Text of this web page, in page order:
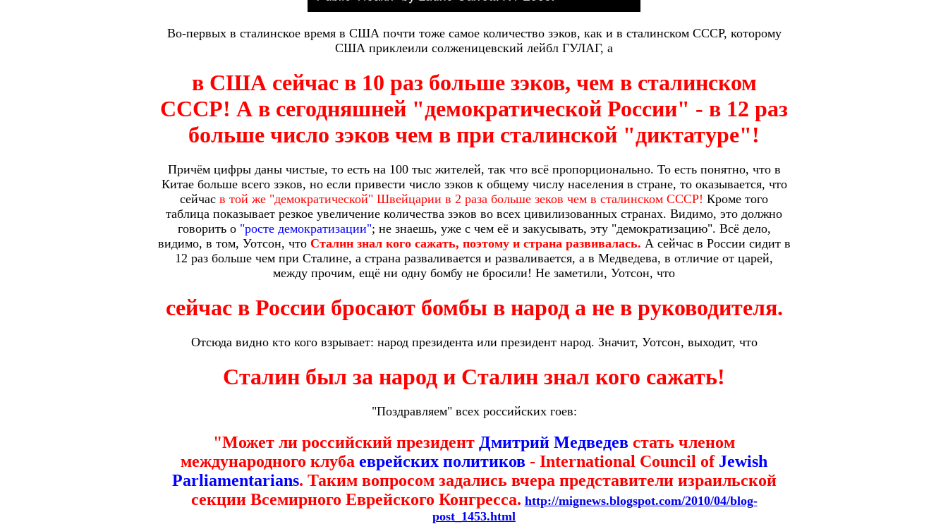
Во-первых в сталинское время в США почти тоже самое количество зэков, как и в сталинском СССР, которому
США приклеили солженицевский лейбл ГУЛАГ, а
в США сейчас в 10 раз больше зэков, чем в сталинском
СССР! А в сегодняшней "демократической России" - в 12 раз
больше число зэков чем в при сталинской "диктатуре"!
Причём цифры даны чистые, то есть на 100 тыс жителей, так что всё пропорционально. То есть понятно, что в
Китае больше всего зэков, но если привести число зэков к общему числу населения в стране, то оказывается, что
сейчас в той же "демократической" Швейцарии в 2 раза больше зеков чем в сталинском СССР! Кроме того
таблица показывает резкое увеличение количества зэков во всех цивилизованных странах. Видимо, это должно
говорить о"росте демократизации"; не знаешь, уже с чем её и закусывать, эту "демократизацию". Всё дело,
видимо, в том, Уотсон, что Сталин знал кого сажать, поэтому и страна развивалась. А сейчас в России сидит в
12 раз больше чем при Сталине, а страна разваливается и разваливается, а в Медведева, в отличие от царей,
между прочим, ещё ни одну бомбу не бросили! Не заметили, Уотсон, что
сейчас в России бросают бомбы в народ а не в руководителя.
Отсюда видно кто кого взрывает: народ президента или президент народ. Значит, Уотсон, выходит, что
Сталин был за народ и Сталин знал кого сажать!
"Поздравляем" всех российских гоев:
"Может ли российский президент Дмитрий Медведев стать членом
международного клуба еврейских политиков - International Council of Jewish
Parliamentarians. Таким вопросом задались вчера представители израильской
секции Всемирного Еврейского Конгресса. http://mignews.blogspot.com/2010/04/blog-
post_1453.html